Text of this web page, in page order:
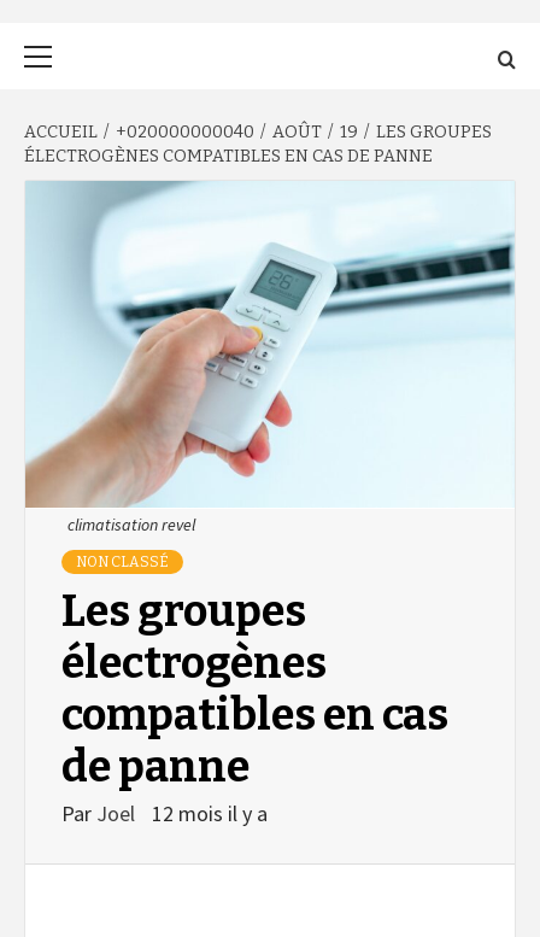
ACCUEIL +020000000040 AOÛT 19
LES GROUPES
ÉLECTROGÈNES COMPATIBLES EN CAS DE PANNE
climatisation revel
NON CLASSÉ
Les groupes
électrogènes
compatibles en cas
de panne
Par Joel 12 mois il y a